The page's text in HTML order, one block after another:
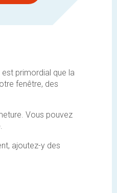
est primordial que la
fenêtre, des
Vous pouvez
.
ajoutez-y des